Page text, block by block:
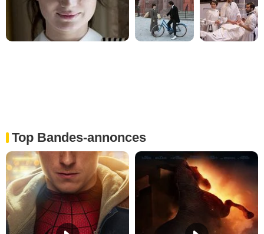
Top Bandes-annonces